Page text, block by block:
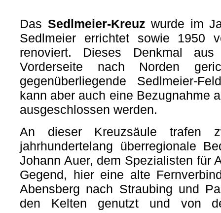
Das Sedlmeier-Kreuz wurde im
Sedlmeier errichtet sowie 1950
renoviert. Dieses Denkmal
Vorderseite nach Norden
gegenüberliegende Sedlmeier-
kann aber auch eine Bezugnahme
ausgeschlossen werden.
An dieser Kreuzsäule trafen
jahrhundertelang überregionale
Johann Auer, dem Spezialisten für
Gegend, hier eine alte
Abensberg nach Straubing und
den Kelten genutzt und von